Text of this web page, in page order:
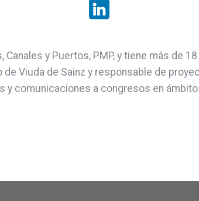
Canales y Puertos, PMP, y tiene más de
Viuda de Sainz y responsable de
comunicaciones a congresos en